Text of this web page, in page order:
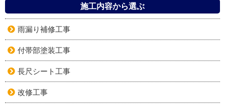
施工内容から選ぶ
雨漏り補修工事
付帯部塗装工事
長尺シート工事
改修工事